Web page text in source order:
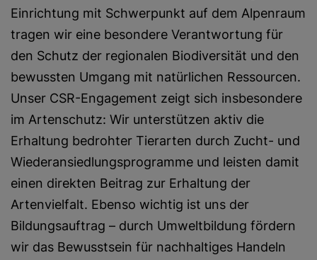
Einrichtung mit Schwerpunkt auf dem Alpenraum
tragen wir eine besondere Verantwortung für
den Schutz der regionalen Biodiversität und den
bewussten Umgang mit natürlichen Ressourcen.
Unser CSR-Engagement zeigt sich insbesondere
im Artenschutz: Wir unterstützen aktiv die
Erhaltung bedrohter Tierarten durch Zucht- und
Wiederansiedlungsprogramme und leisten damit
einen direkten Beitrag zur Erhaltung der
Artenvielfalt. Ebenso wichtig ist uns der
Bildungsauftrag – durch Umweltbildung fördern
wir das Bewusstsein für nachhaltiges Handeln